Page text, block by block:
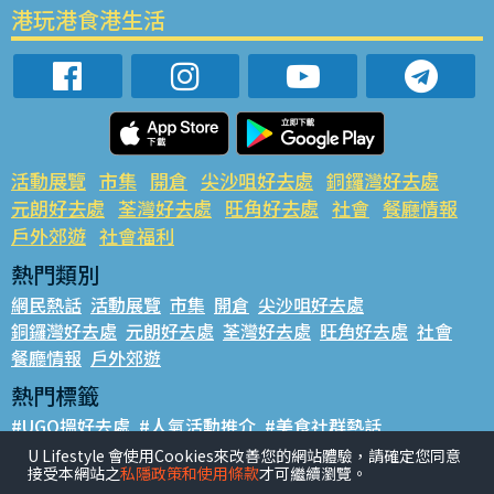
港玩港食港生活
活動展覽 市集 開倉 尖沙咀好去處 銅鑼灣好去處
元朗好去處 荃灣好去處 旺角好去處 社會 餐廳情報
戶外郊遊 社會福利
熱門類別
網民熱話 活動展覽 市集 開倉 尖沙咀好去處
銅鑼灣好去處 元朗好去處 荃灣好去處 旺角好去處 社會
餐廳情報 戶外郊遊
熱門標籤
#UGO搵好去處 #人氣活動推介 #美食社群熱話
#親子玩樂好去處 #ULifestyle應用程式 #限時搶
#UJetso禮物放送 #ULifestyle商戶中心 #著數
U Lifestyle 會使用Cookies來改善您的網站體驗，請確定您同意
接受本網站之私隱政策和使用條款才可繼續瀏覽。